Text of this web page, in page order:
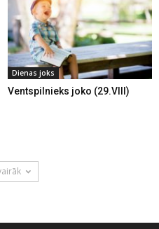
Dienas joks
Ventspilnieks joko (29.VIII)